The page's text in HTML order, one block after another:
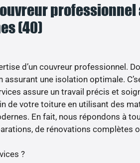
professionnel
(40)
d’un couvreur professionnel.
une isolation optimale.
assure un travail précis et
de votre toiture en utilisant des
En fait, nous répondons à
de rénovations complètes
?